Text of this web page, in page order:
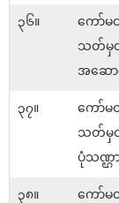
၃၆။
ကော်မ
သတ်မှတ်
အဆေ
၃၇။
ကော်မ
သတ်မှတ်
ပုံသဏ္ဌ
၃၈။
ကော်